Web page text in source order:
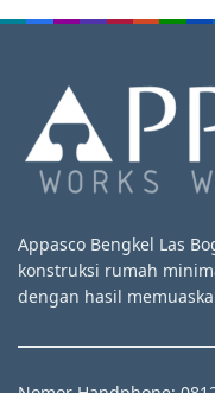
Appasco Bengkel Las
konstruksi rumah
dengan hasil